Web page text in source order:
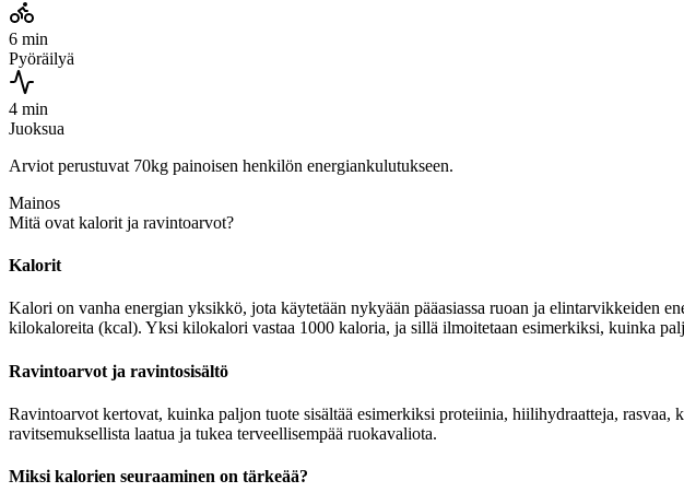
6 min
Pyöräilyä
4 min
Juoksua
Arviot perustuvat 70kg painoisen henkilön energiankulutukseen.
Mainos
Mitä ovat kalorit ja ravintoarvot?
Kalorit
Kalori on vanha energian yksikkö, jota käytetään nykyään pääasiassa ruoan ja elintarvikkeiden
kilokaloreita (kcal). Yksi kilokalori vastaa 1000 kaloria, ja sillä ilmoitetaan esimerkiksi, kuinka
Ravintoarvot ja ravintosisältö
Ravintoarvot kertovat, kuinka paljon tuote sisältää esimerkiksi proteiinia, hiilihydraatteja,
ravitsemuksellista laatua ja tukea terveellisempää ruokavaliota.
Miksi kalorien seuraaminen on tärkeää?